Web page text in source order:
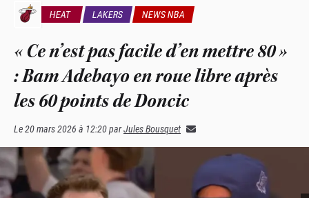
HEAT LAKERS NEWS NBA
« Ce n’est pas facile d’en mettre 80 »
: Bam Adebayo en roue libre après
les 60 points de Doncic
Le20 mars 2026 à 12:20parJules Bousquet